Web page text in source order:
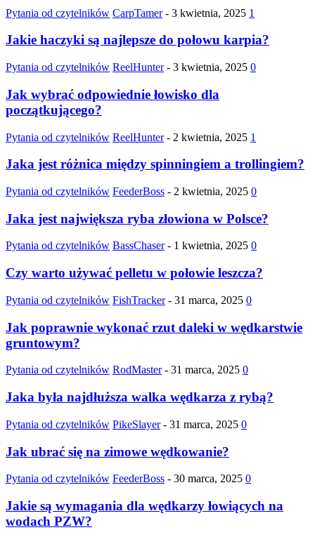
Pytania od czytelników CarpTamer - 3 kwietnia, 2025 1
Jakie haczyki są najlepsze do połowu karpia?
Pytania od czytelników ReelHunter - 3 kwietnia, 2025 0
Jak wybrać odpowiednie łowisko dla
początkującego?
Pytania od czytelników ReelHunter - 2 kwietnia, 2025 1
Jaka jest różnica między spinningiem a trollingiem?
Pytania od czytelników FeederBoss - 2 kwietnia, 2025 0
Jaka jest największa ryba złowiona w Polsce?
Pytania od czytelników BassChaser - 1 kwietnia, 2025 0
Czy warto używać pelletu w połowie leszcza?
Pytania od czytelników FishTracker - 31 marca, 2025 0
Jak poprawnie wykonać rzut daleki w wędkarstwie
gruntowym?
Pytania od czytelników RodMaster - 31 marca, 2025 0
Jaka była najdłuższa walka wędkarza z rybą?
Pytania od czytelników PikeSlayer - 31 marca, 2025 0
Jak ubrać się na zimowe wędkowanie?
Pytania od czytelników FeederBoss - 30 marca, 2025 0
Jakie są wymagania dla wędkarzy łowiących na
wodach PZW?